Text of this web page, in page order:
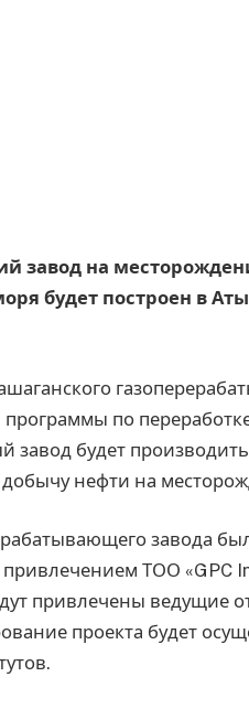
завод на
будет построен в
по
завод будет
добычу нефти на
завода
привлечением ТОО «GPC
привлечены ведущие
проекта будет